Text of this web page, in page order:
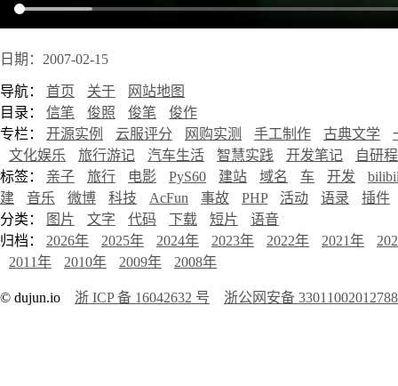
日期：2007-02-15
导航： 首页 关于
网站地图
目录： 信笔 俊照 俊笔
俊作
专栏： 开源实例 云服评分 网购实测 手工制作 古典文学
文化娱乐
旅行游记 汽车生活 智慧实践 开发笔记
自研
标签： 亲子 旅行 电影 PyS60 建站 域名 车 开发
建
音乐 微博 科技 AcFun 事故 PHP 活动 语录
插件
分类：
图片 文字 代码 下载 短片
语音
归档： 2026年 2025年 2024年 2023年 2022年 2021年
2011年
2010年 2009年 2008年
© dujun.io 浙 ICP 备 16042632 号 浙公网安备